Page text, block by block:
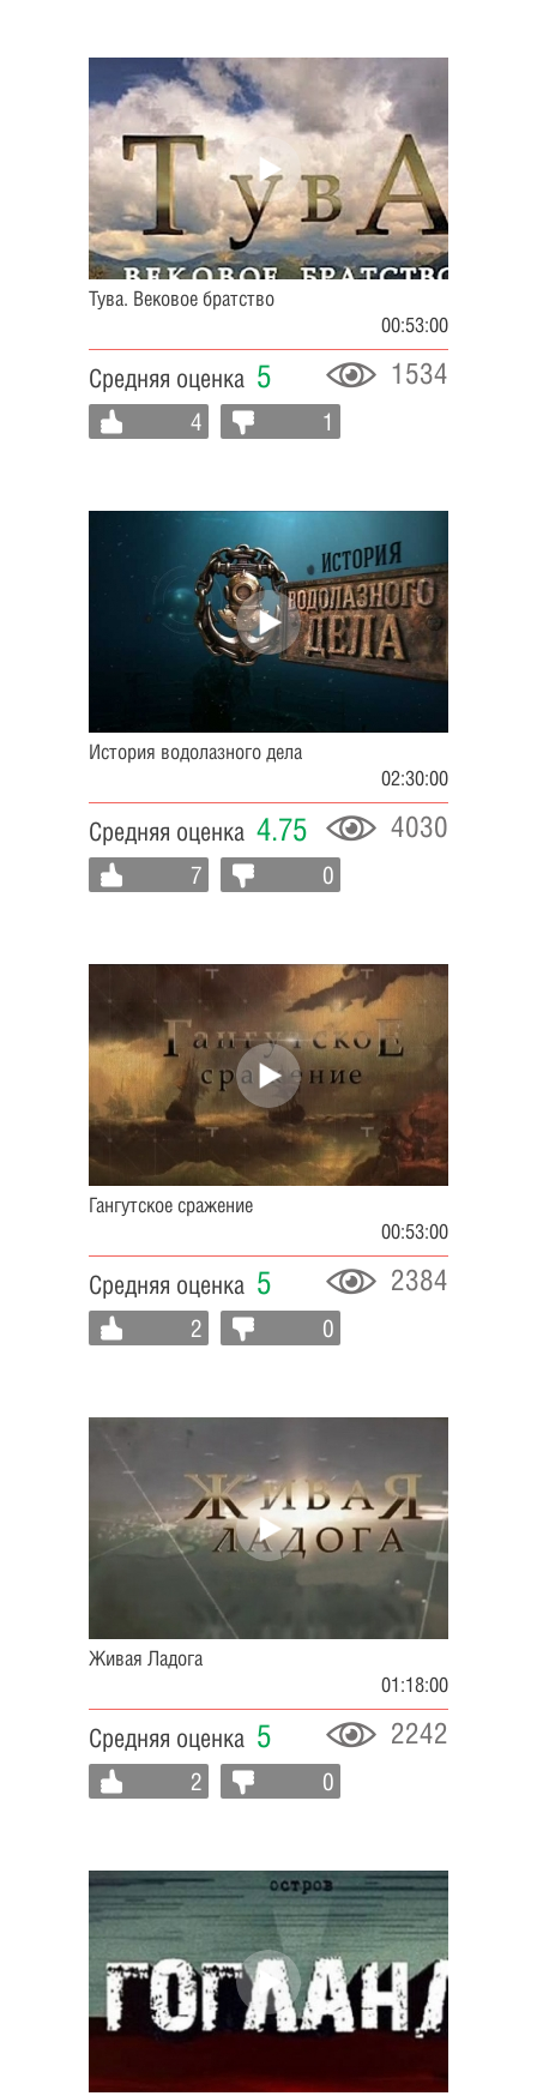
Тува. Вековое братство
00:53:00
Средняя оценка 5 1534
4 1
История водолазного дела
02:30:00
Средняя оценка 4.75 4030
7 0
Гангутское сражение
00:53:00
Средняя оценка 5 2384
2 0
Живая Ладога
01:18:00
Средняя оценка 5 2242
2 0